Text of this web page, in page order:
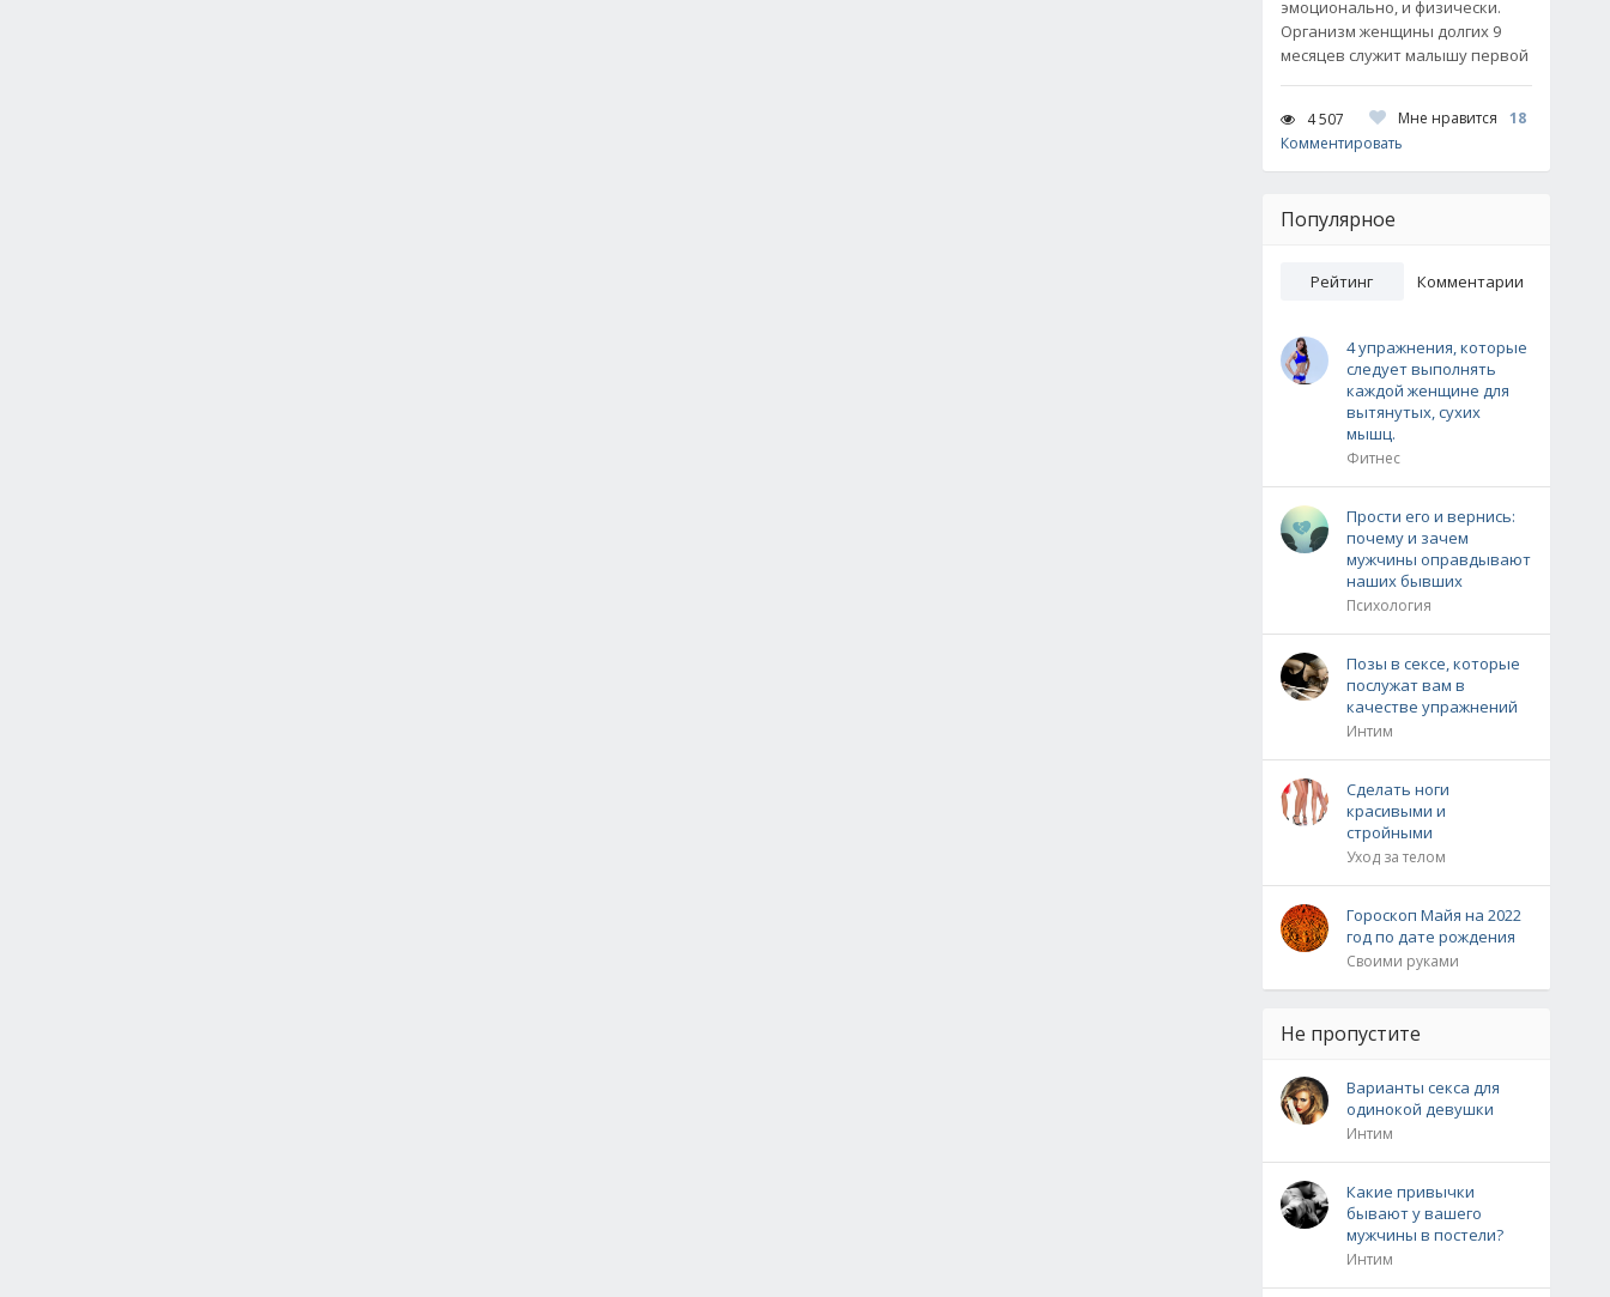
эмоционально, и физически.
Организм женщины долгих 9
месяцев служит малышу первой
4 507 Мне нравится
18
Комментировать
Популярное
Рейтинг Комментарии
4 упражнения, которые
следует выполнять
каждой женщине для
вытянутых, сухих
мышц.
Фитнес
Прости его и вернись:
почему и зачем
мужчины оправдывают
наших бывших
Психология
Позы в сексе, которые
послужат вам в
качестве упражнений
Интим
Сделать ноги
красивыми и
стройными
Уход за телом
Гороскоп Майя на 2022
год по дате рождения
Своими руками
Не пропустите
Варианты секса для
одинокой девушки
Интим
Какие привычки
бывают у вашего
мужчины в постели?
Интим